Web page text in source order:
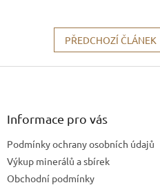
PŘEDCHOZÍ ČLÁNEK
Z
Informace pro vás
Podmínky ochrany osobních údajů
Výkup minerálů a sbírek
Obchodní podmínky